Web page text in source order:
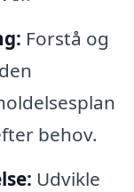
Forstå og
behov.
Udvikle